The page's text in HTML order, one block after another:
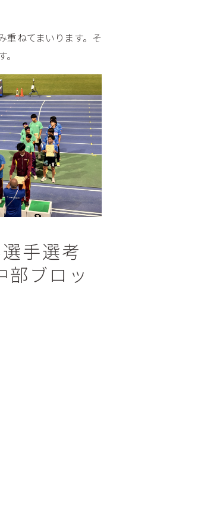
重ねてまいります。そ
手選考
ブロッ